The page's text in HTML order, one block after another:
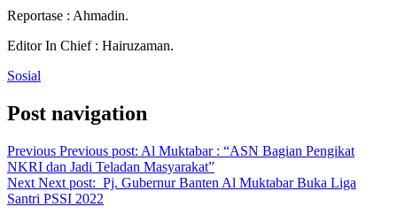
Reportase : Ahmadin.
Editor In Chief : Hairuzaman.
Sosial
Post navigation
Previous Previous post: Al Muktabar : “ASN Bagian Pengikat
NKRI dan Jadi Teladan Masyarakat”
Next Next post: Pj. Gubernur Banten Al Muktabar Buka Liga
Santri PSSI 2022